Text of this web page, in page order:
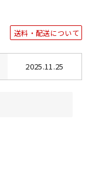
送料・配送について
2025.11.25